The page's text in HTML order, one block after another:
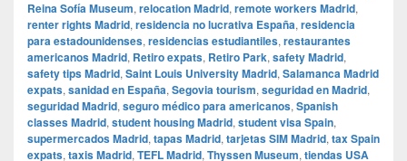
Reina Sofía Museum, relocation Madrid, remote workers Madrid,
renter rights Madrid, residencia no lucrativa España, residencia
para estadounidenses, residencias estudiantiles, restaurantes
americanos Madrid, Retiro expats, Retiro Park, safety Madrid,
safety tips Madrid, Saint Louis University Madrid, Salamanca Madrid
expats, sanidad en España, Segovia tourism, seguridad en Madrid,
seguridad Madrid, seguro médico para americanos, Spanish
classes Madrid, student housing Madrid, student visa Spain,
supermercados Madrid, tapas Madrid, tarjetas SIM Madrid, tax Spain
expats, taxis Madrid, TEFL Madrid, Thyssen Museum, tiendas USA